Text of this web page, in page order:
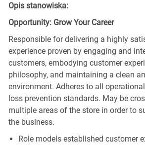
Opis stanowiska:
Opportunity: Grow Your Career
Responsible for delivering a highly
experience proven by engaging and
customers, embodying customer
philosophy, and maintaining a clean
environment. Adheres to all
loss prevention standards. May be
multiple areas of the store in order to
the business.
Role models established customer